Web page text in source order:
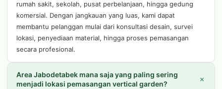
rumah sakit, sekolah, pusat perbelanjaan, hingga gedung
komersial. Dengan jangkauan yang luas, kami dapat
membantu pelanggan mulai dari konsultasi desain, survei
lokasi, penyediaan material, hingga proses pemasangan
secara profesional.
Area Jabodetabek mana saja yang paling sering
menjadi lokasi pemasangan vertical garden?
+